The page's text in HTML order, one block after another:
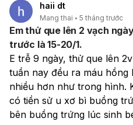
một cách toàn diện, bạn
Thực hiện siêu âm
4D) vào khoảng tuần
nghiệm rất quan trọng
bác sĩ đánh giá chi tiết
nhi để phát hiện các dị
tật tim, não, cột sống,
Tiếp tục khám thai
Trong các lần khám
triển của thai nhi và có
haii dt
Mang thai 5 tháng trước
Em thử que lên 2 vạch
trước là 15-20/1.
E trễ 9 ngày, thử que lên
tuần nay đều ra máu
nhiều hơn như trong hình.
có tiền sử u xơ bì buồng
bên buồng trứng lúc sinh